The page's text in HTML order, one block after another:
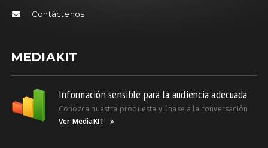
Contáctenos
MEDIAKIT
Información sensible para la audiencia adecuada
Conozca nuestra propuesta y únase a la conversación
Ver MediaKIT